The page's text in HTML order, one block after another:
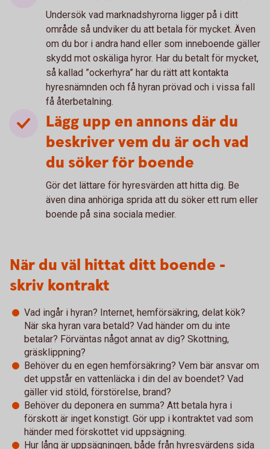
Undersök vad marknadshyrorna ligger på i ditt
område så undviker du att betala för mycket. Även
om du bor i andra hand eller som inneboende gäller
skydd mot oskäliga hyror. Har du betalt för mycket,
så kallad ”ockerhyra” har du rätt att kontakta
hyresnämnden och få hyran prövad och i vissa fall
få återbetalning.
Lägg upp en annons där du
beskriver vem du är och vad
du söker för boende
Gör det lättare för hyresvärden att hitta dig. Be
även dina anhöriga sprida att du söker ett rum eller
boende på sina sociala medier.
När du väl hittat ditt boende -
skriv kontrakt
Vad ingår i hyran? Internet, hemförsäkring, delat kök?
När ska hyran vara betald? Vad händer om du inte
betalar? Förväntas något annat av dig? Skottning,
gräsklippning?
Behöver du en egen hemförsäkring? Vem bär ansvar om
det uppstår en vattenläcka i din del av boendet? Vad
gäller vid stöld, förstörelse, brand?
Behöver du deponera en summa? Att betala hyra i
förskott är inget konstigt. Gör upp i kontraktet vad som
händer med förskottet vid uppsägning.
Hur lång är uppsägningen, både från hyresvärdens sida